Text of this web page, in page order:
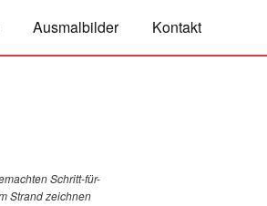
Ausmalbilder Kontakt
Schritt-für-
Strand zeichnen